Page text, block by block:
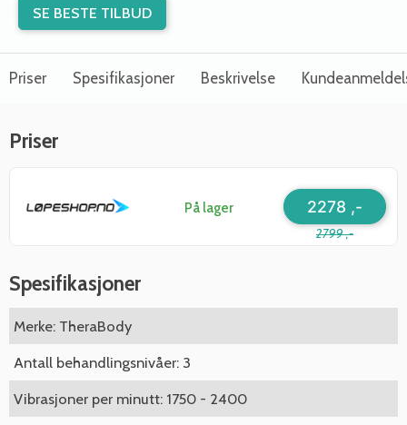
SE BESTE TILBUD
Priser Spesifikasjoner Beskrivelse
Priser
På lager
2799 ,-
2278 ,-
Spesifikasjoner
Merke: TheraBody
Antall behandlingsnivåer: 3
Vibrasjoner per minutt: 1750 - 2400